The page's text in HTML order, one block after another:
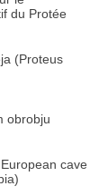
du Protée
(Proteus
obrobju
cave